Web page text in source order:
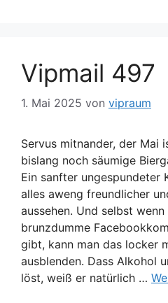
Vipmail 497
1. Mai 2025 von vipraum
Servus mitnander, der Mai
bislang noch säumige
Ein sanfter ungespundeter
alles aweng freundlicher
aussehen. Und selbst
brunzdumme
gibt, kann man das locker
ausblenden. Dass Alkohol
löst, weiß er natürlich …